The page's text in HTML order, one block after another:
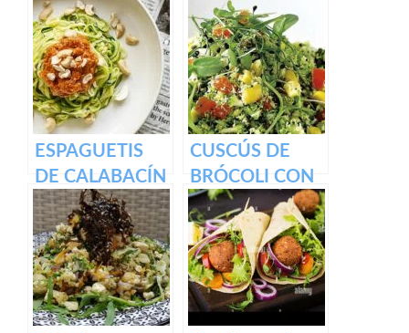
ESPAGUETIS
DE CALABACÍN
CON PESTO
ROJO
CUSCÚS DE
BRÓCOLI CON
GERMINADOS